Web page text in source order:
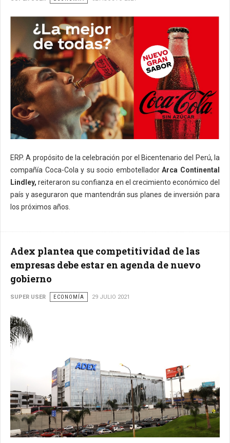
ERP. A propósito de la celebración por el Bicentenario del Perú, la
compañía Coca-Cola y su socio embotelladorArca Continental
Lindley, reiteraron su confianza en el crecimiento económico del
país y aseguraron que mantendrán sus planes de inversión para
los próximos años.
Adex plantea que competitividad de las
empresas debe estar en agenda de nuevo
gobierno
SUPER USER ECONOMÍA 29 JULIO 2021